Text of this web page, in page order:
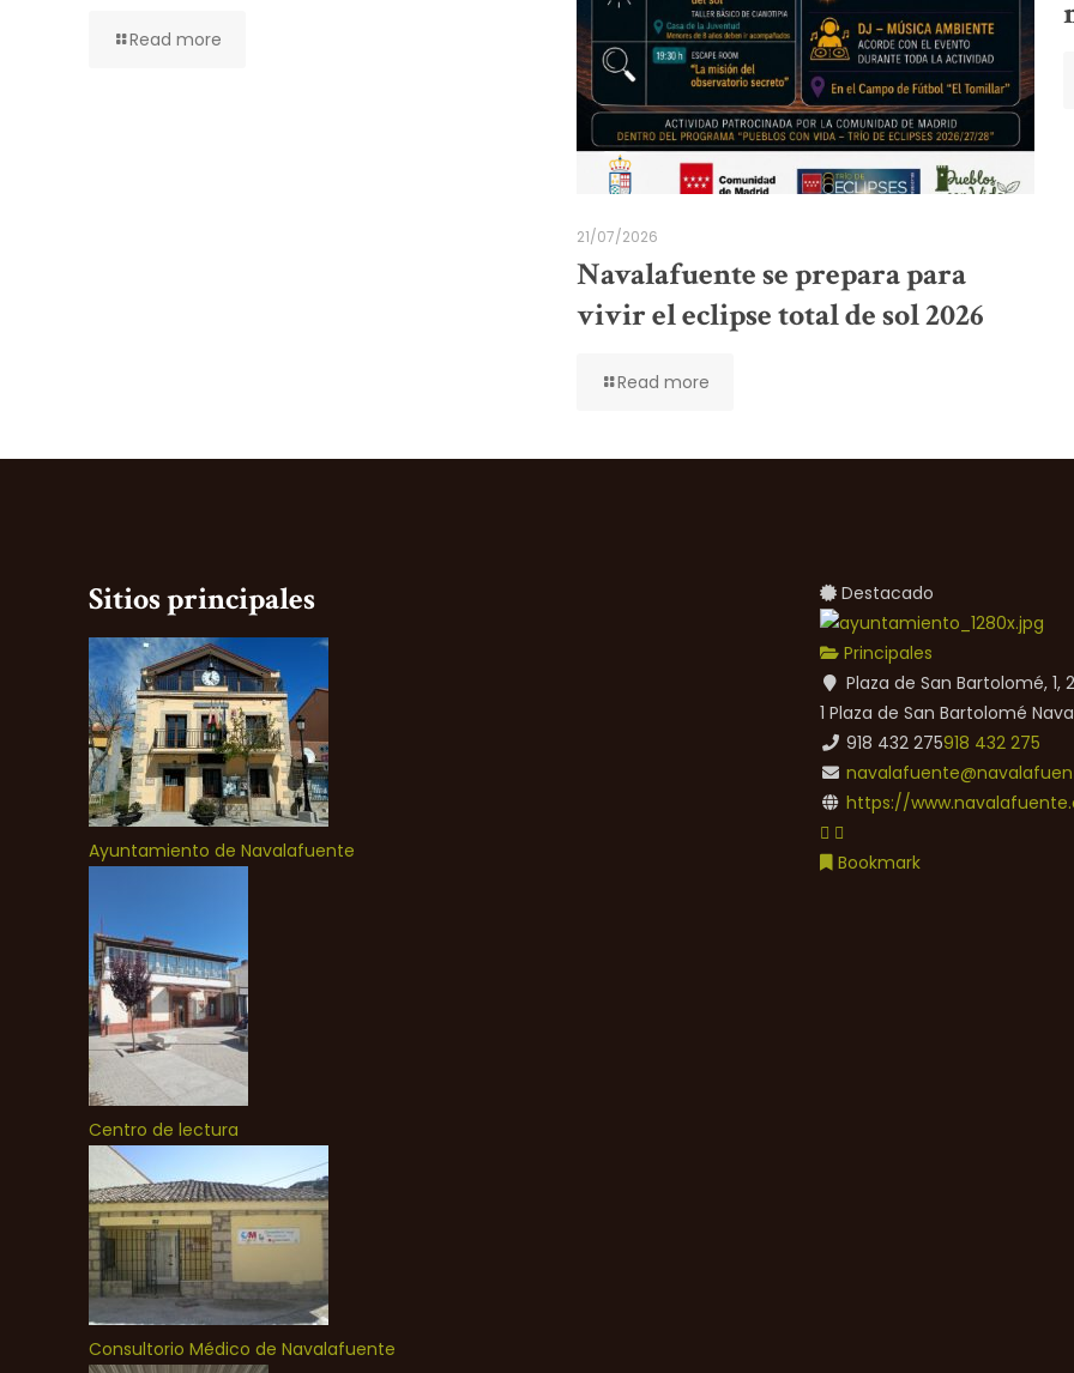
Read more
21/07/2026
Navalafuente se prepara para
vivir el eclipse total de sol 2026
Read more
Sitios principales
Ayuntamiento de Navalafuente
Centro de lectura
Consultorio Médico de Navalafuente
Destacado
Principales
Plaza de San Bartolomé,
1 Plaza de San Bartolomé
918 432 275918 432 275
https://
Bookmark